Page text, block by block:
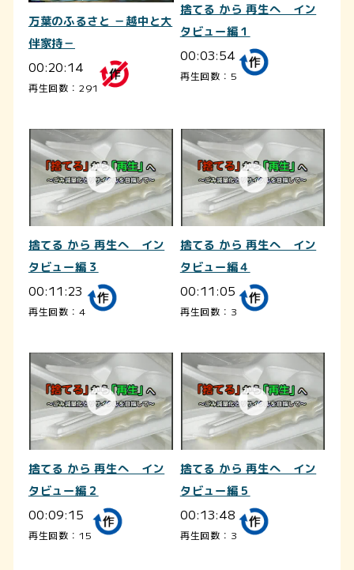
万葉のふるさと －越中と大
伴家持－
00:20:14
再生回数：291
捨てる から 再生へ イン
タビュー編１
00:03:54
再生回数：5
捨てる から 再生へ イン
タビュー編３
00:11:23
再生回数：4
捨てる から 再生へ イン
タビュー編４
00:11:05
再生回数：3
捨てる から 再生へ イン
タビュー編２
00:09:15
再生回数：15
捨てる から 再生へ イン
タビュー編５
00:13:48
再生回数：3